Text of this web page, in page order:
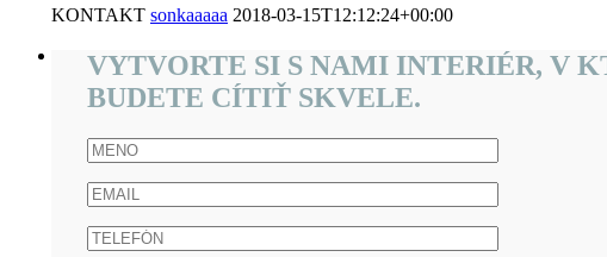
KONTAKT sonkaaaaa 2018-03-15T12:12:24+00:00
VYTVORTE SI S NAMI INTERIÉR, V
BUDETE CÍTIŤ SKVELE.